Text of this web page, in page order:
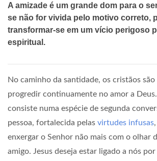
A amizade é um grande dom para o
se não for vivida pelo motivo correto,
transformar-se em um vício perigoso
espiritual.
No caminho da santidade, os cristãos são
progredir continuamente no amor a
consiste numa espécie de segunda
pessoa, fortalecida pelas virtudes infusas
enxergar o Senhor não mais com o olhar
amigo. Jesus deseja estar ligado a nós